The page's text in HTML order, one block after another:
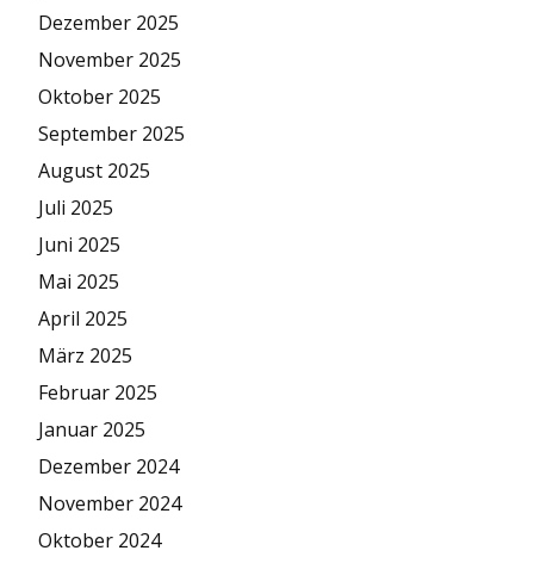
Dezember 2025
November 2025
Oktober 2025
September 2025
August 2025
Juli 2025
Juni 2025
Mai 2025
April 2025
März 2025
Februar 2025
Januar 2025
Dezember 2024
November 2024
Oktober 2024